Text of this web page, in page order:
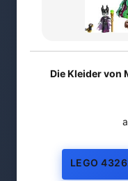
Die Kleider von
LEGO